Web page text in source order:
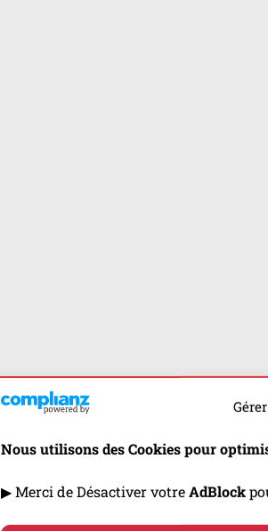
Nous utilisons des Cookies pour
▶ Merci de Désactiver votreAdBlock